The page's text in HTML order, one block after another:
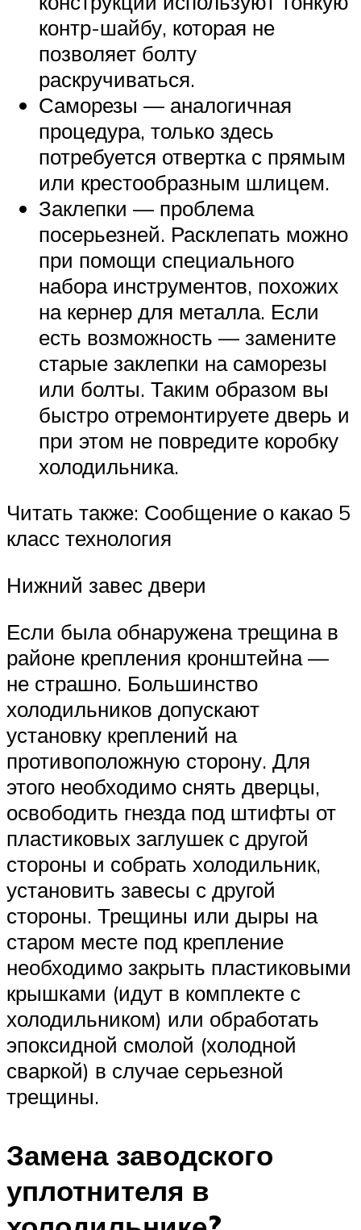
контр-шайбу, которая не
позволяет болту
раскручиваться.
Саморезы — аналогичная
процедура, только здесь
потребуется отвертка с прямым
или крестообразным шлицем.
Заклепки — проблема
посерьезней. Расклепать можно
при помощи специального
набора инструментов, похожих
на кернер для металла. Если
есть возможность — замените
старые заклепки на саморезы
или болты. Таким образом вы
быстро отремонтируете дверь и
при этом не повредите коробку
холодильника.
Читать также: Сообщение о какао 5
класс технология
Нижний завес двери
Если была обнаружена трещина в
районе крепления кронштейна —
не страшно. Большинство
холодильников допускают
установку креплений на
противоположную сторону. Для
этого необходимо снять дверцы,
освободить гнезда под штифты от
пластиковых заглушек с другой
стороны и собрать холодильник,
установить завесы с другой
стороны. Трещины или дыры на
старом месте под крепление
необходимо закрыть пластиковыми
крышками (идут в комплекте с
холодильником) или обработать
эпоксидной смолой (холодной
сваркой) в случае серьезной
трещины.
Замена заводского
уплотнителя в